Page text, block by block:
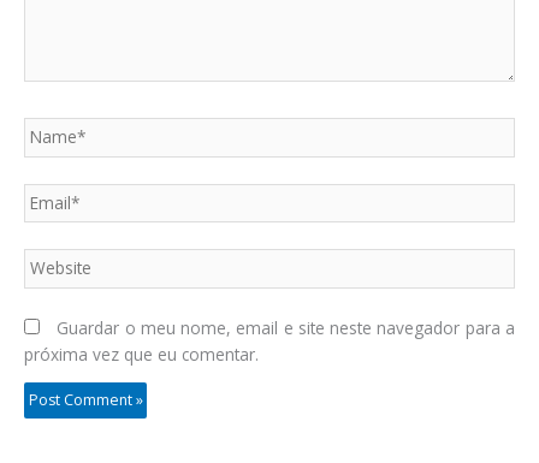
Name*
Email*
Website
Guardar o meu nome, email e site neste navegador para a
próxima vez que eu comentar.